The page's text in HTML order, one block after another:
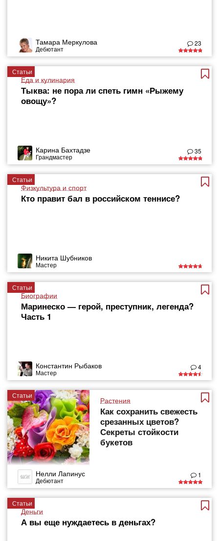
Тамара Меркулова
Дебютант
23
Статьи
Еда и кулинария
Тыква: не пора ли спеть гимн «Рыжему
овощу»?
Карина Бахтадзе
Грандмастер
35
Статьи
Физкультура и спорт
Кто правит бал в российском теннисе?
Никита Шубников
Мастер
Статьи
Биографии
Маринеско — герой, преступник, легенда?
Часть 1
Константин Рыбаков
Мастер
4
Статьи
Растения
Как сохранить свежесть
срезанных цветов?
Секреты стойкости
букетов
Нелли Лапинус
Дебютант
1
Статьи
Деньги
А вы еще нуждаетесь в деньгах?